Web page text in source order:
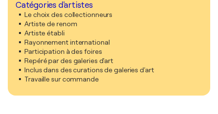
Catégories d'artistes
Le choix des collectionneurs
Artiste de renom
Artiste établi
Rayonnement international
Participation à des foires
Repéré par des galeries d'art
Inclus dans des curations de galeries d'art
Travaille sur commande